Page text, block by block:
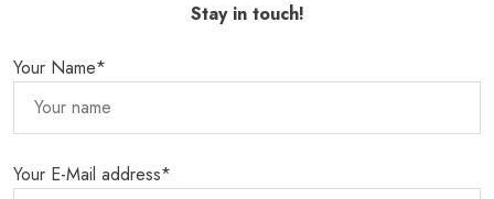
Stay in touch!
Your Name*
Your E-Mail address*